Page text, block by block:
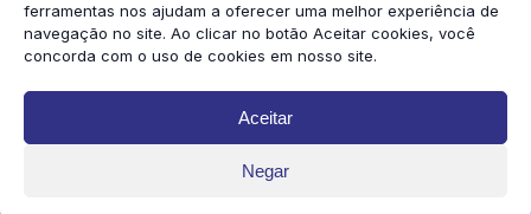
ferramentas nos ajudam a oferecer uma melhor experiência de
navegação no site. Ao clicar no botão Aceitar cookies, você
concorda com o uso de cookies em nosso site.
Aceitar
Negar
2026 Jornal de Corupá. Todos os direitos reservados.